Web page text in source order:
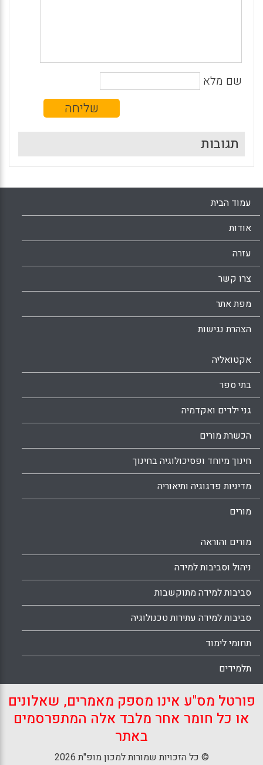
שם מלא
תגובות
עמוד הבית
אודות
עזרה
צרו קשר
מפת אתר
הצהרת נגישות
אקטואליה
בתי ספר
גני ילדים ואקדמיה
הכשרת מורים
חינוך מיוחד ופסיכולוגיה בחינוך
מדיניות פדגוגיה ותיאוריה
מורים
מורים והוראה
ניהול וסביבות למידה
סביבות למידה מתוקשבות
סביבות למידה עתירות טכנולוגיה
תחומי לימוד
תלמידים
פורטל מס"ע אינו מספק מאמרים, שאלונים
או כל חומר אחר מלבד אלה המתפרסמים
באתר
© כל הזכויות שמורות למכון מופ"ת 2026